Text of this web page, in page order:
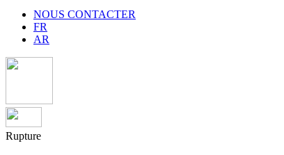
NOUS CONTACTER
FR
AR
Rupture